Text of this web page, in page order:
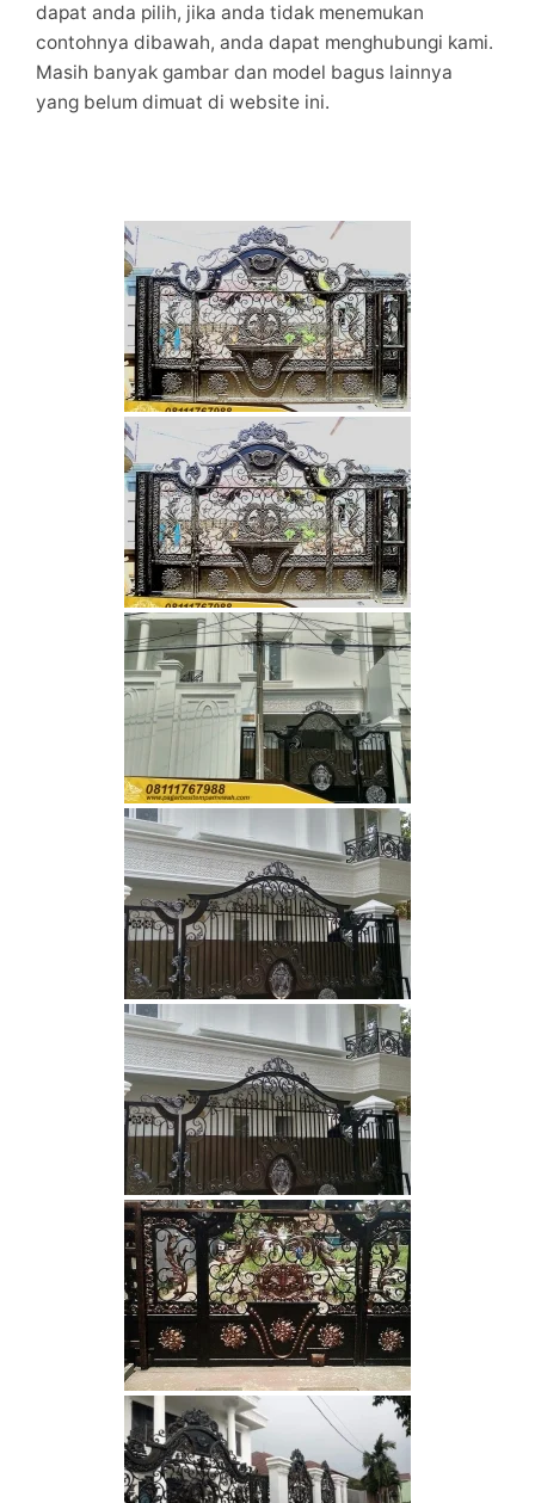
dapat anda pilih, jika anda tidak menemukan
contohnya dibawah, anda dapat menghubungi kami.
Masih banyak gambar dan model bagus lainnya
yang belum dimuat di website ini.